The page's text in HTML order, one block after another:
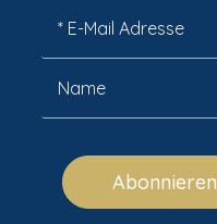
Abonnieren